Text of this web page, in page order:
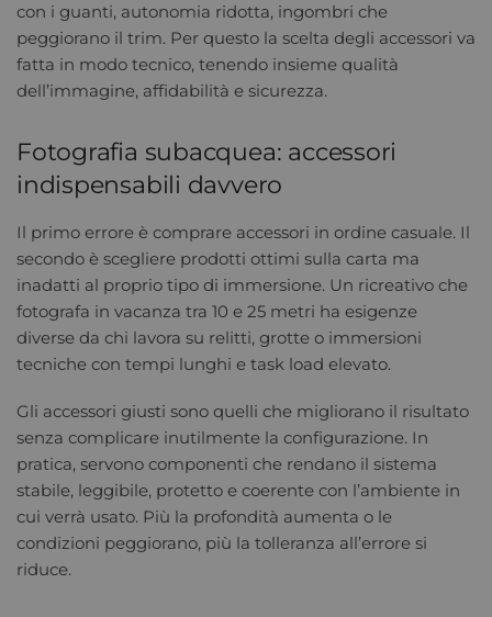
con i guanti, autonomia ridotta, ingombri che
peggiorano il trim. Per questo la scelta degli accessori va
fatta in modo tecnico, tenendo insieme qualità
dell’immagine, affidabilità e sicurezza.
Fotografia subacquea: accessori
indispensabili davvero
Il primo errore è comprare accessori in ordine casuale. Il
secondo è scegliere prodotti ottimi sulla carta ma
inadatti al proprio tipo di immersione. Un ricreativo che
fotografa in vacanza tra 10 e 25 metri ha esigenze
diverse da chi lavora su relitti, grotte o immersioni
tecniche con tempi lunghi e task load elevato.
Gli accessori giusti sono quelli che migliorano il risultato
senza complicare inutilmente la configurazione. In
pratica, servono componenti che rendano il sistema
stabile, leggibile, protetto e coerente con l’ambiente in
cui verrà usato. Più la profondità aumenta o le
condizioni peggiorano, più la tolleranza all’errore si
riduce.